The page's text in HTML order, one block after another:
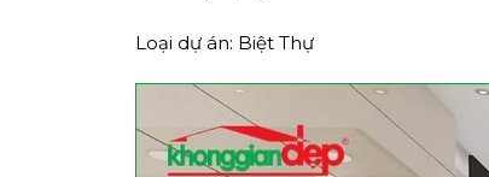
Loại dự án: Biệt Thự